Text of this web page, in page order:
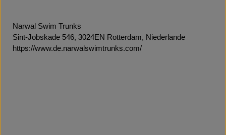
Narwal Swim Trunks
Sint-Jobskade 546, 3024EN Rotterdam, Niederlande
https://www.de.narwalswimtrunks.com/